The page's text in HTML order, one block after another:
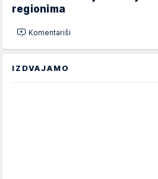
regionima
Komentariši
IZDVAJAMO